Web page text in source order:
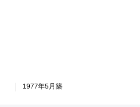
1977年5月築